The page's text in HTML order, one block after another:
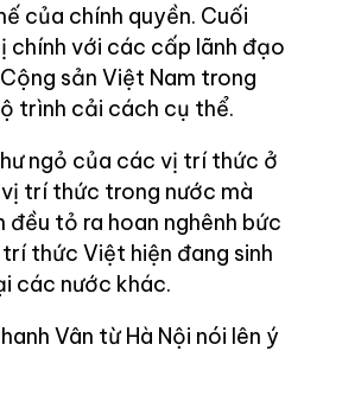
của chính quyền. Cuối
chính với các cấp lãnh đạo
sản Việt Nam trong
trình cải cách cụ thể.
ngỏ của các vị trí thức ở
trí thức trong nước mà
đều tỏ ra hoan nghênh bức
thức Việt hiện đang sinh
các nước khác.
Vân từ Hà Nội nói lên ý